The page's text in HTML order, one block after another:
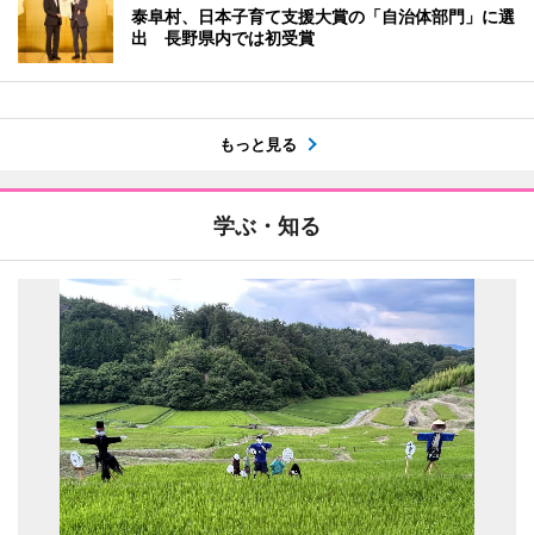
泰阜村、日本子育て支援大賞の「自治体部門」に選
出 長野県内では初受賞
もっと見る
学ぶ・知る